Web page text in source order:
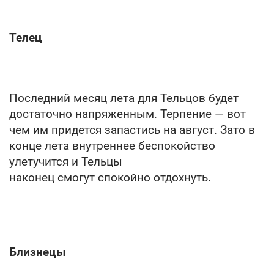
Телец
Последний месяц лета для Тельцов будет
достаточно напряженным. Терпение — вот
чем им придется запастись на август. Зато в
конце лета внутреннее беспокойство
улетучится и Тельцы
наконец смогут спокойно отдохнуть.
Близнецы